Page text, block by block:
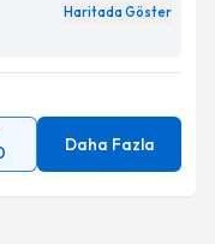
ilişkin
belirtilen
ediyorum.
Haritada Göster
Daha Fazla